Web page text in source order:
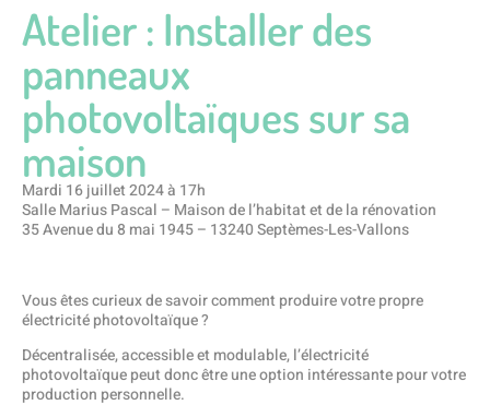
Atelier : Installer des
panneaux
photovoltaïques sur sa
maison
Mardi 16 juillet 2024 à 17h
Salle Marius Pascal – Maison de l’habitat et de la rénovation
35 Avenue du 8 mai 1945 – 13240 Septèmes-Les-Vallons
Vous êtes curieux de savoir comment produire votre propre
électricité photovoltaïque ?
Décentralisée, accessible et modulable, l’électricité
photovoltaïque peut donc être une option intéressante pour votre
production personnelle.